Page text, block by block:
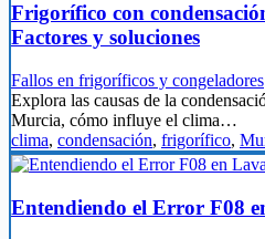
Frigorífico con
Factores y soluciones
Fallos en frigoríficos y congeladores
Explora las causas de la
Murcia, cómo influye el clima…
clima, condensación, frigorífico,
Entendiendo el Error F08